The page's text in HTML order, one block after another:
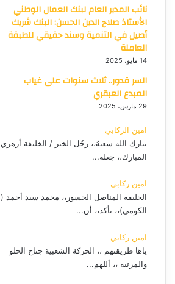
نائب المدير العام لبنك العمال الوطني
الأستاذ صلاح الدين الحسن: البنك شريك
أصيل في التنمية وسند حقيقي للطبقة
العاملة
14 مايو، 2025
السر قدور.. ثلاث سنوات على غياب
المبدع العبقري
29 مارس، 2025
امين الركابي
يبارك الله سعيهُ،، رجُل الخير / الخليفة أزهري
المبارك،، جعله...
امين ركابي
الخليفة المناضل الجسور،، محمد سيد أحمد (
الكومي)،، تأكد،، أن...
امين ركابي
ياها طريقتهم ،، الحركة الشعبية جناح الحلو
والمرتبة ،، أللهم...